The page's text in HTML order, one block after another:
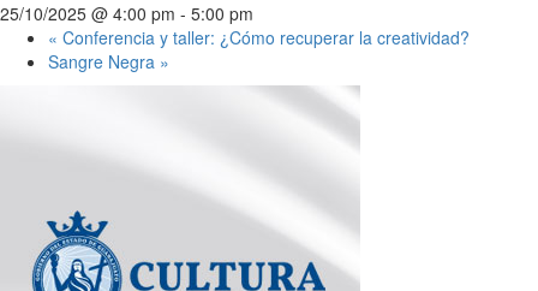
25/10/2025 @ 4:00 pm - 5:00 pm
« Conferencia y taller: ¿Cómo recuperar la creatividad?
Sangre Negra »